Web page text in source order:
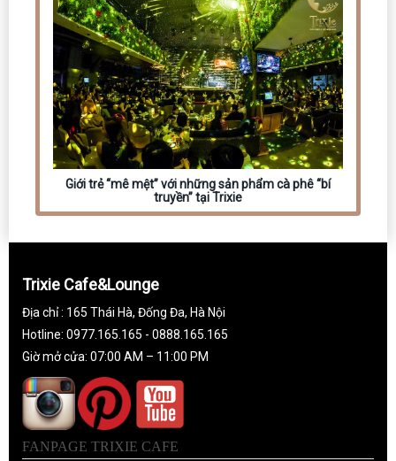
Giới trẻ “mê mệt” với những sản phẩm cà phê “bí
truyền” tại Trixie
Trixie Cafe&Lounge
Địa chỉ : 165 Thái Hà, Đống Đa, Hà Nội
Hotline: 0977.165.165 - 0888.165.165
Giờ mở cửa: 07:00 AM – 11:00 PM
FANPAGE TRIXIE CAFE